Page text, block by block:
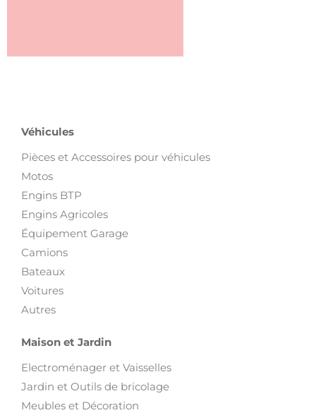
Véhicules
Pièces et Accessoires pour véhicules
Motos
Engins BTP
Engins Agricoles
Équipement Garage
Camions
Bateaux
Voitures
Autres
Maison et Jardin
Electroménager et Vaisselles
Jardin et Outils de bricolage
Meubles et Décoration